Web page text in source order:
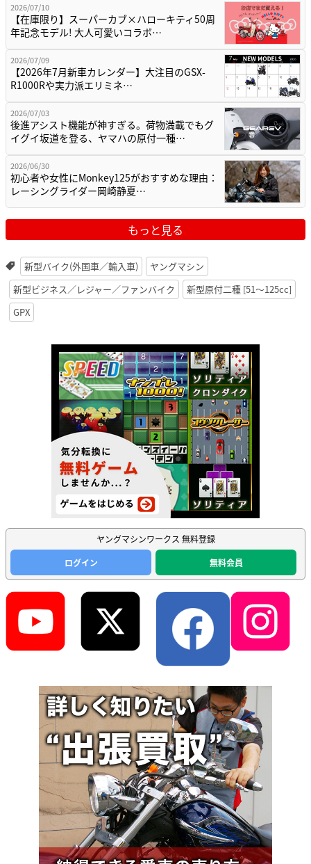
2026/07/10
【在庫限り】スーパーカブ×ハローキティ50周
年記念モデル! 大人可愛いコラボ…
2026/07/09
【2026年7月新車カレンダー】大注目のGSX-
R1000Rや実力派エリミネ…
2026/07/03
後進アシスト機能が神すぎる。荷物満載でもグ
イグイ坂道を登る、ヤマハの原付一種…
2026/06/30
初心者や女性にMonkey125がおすすめな理由：
レーシングライダー岡崎静夏…
もっと見る
新型バイク(外国車／輸入車)
ヤングマシン
新型ビジネス／レジャー／ファンバイク
新型原付二種 [51〜125cc]
GPX
ヤングマシンワークス 無料登録
ログイン
無料会員